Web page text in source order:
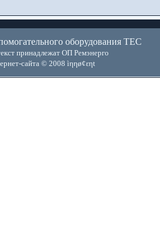
оборудования ТЕС
принадлежат ОП Ремэнерго
сайта © 2008 ìηηø¢εηt